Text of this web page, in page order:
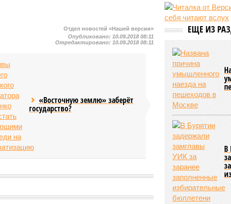
Отдел новостей «Нашей версии»
Опубликовано: 10.09.2018 08:11
Отредактировано: 10.09.2018 08:11
«Восточную землю» заберёт
государство?
09:44
OpenAI
Astra
Face
дроны
ЕЩЕ ИЗ
В